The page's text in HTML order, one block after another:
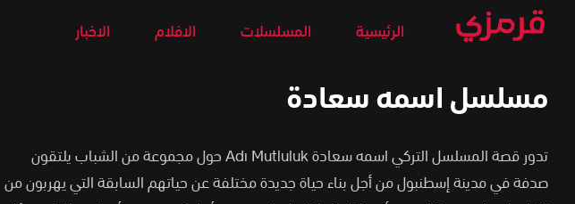
الرئيسية المسلسلات الافلام الاخبار
مسلسل اسمه سعادة
تدور قصة المسلسل التركي اسمه سعادة Adı Mutluluk حول مجموعة من الشباب يلتقون
صدفة في مدينة إسطنبول من أجل بناء حياة جديدة مختلفة عن حياتهم السابقة التي يهربون من